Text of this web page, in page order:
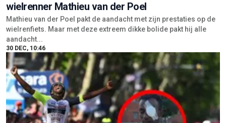
wielrenner Mathieu van der Poel
Mathieu van der Poel pakt de aandacht met zijn prestaties op de
wielrenfiets. Maar met deze extreem dikke bolide pakt hij alle
aandacht...
30 DEC, 10:46